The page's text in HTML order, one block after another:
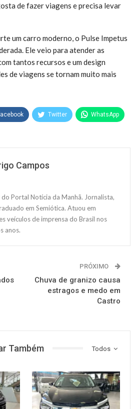
de fazer viagens e precisa levar
um carro moderno, o Pulse Impetus
Ele veio para atender as
tantos recursos e um design
de viagens se tornam muito mais
Twitter WhatsApp
Campos
Portal Notícia da Manhã. Jornalista,
em Semiótica. Atuou em
veículos de imprensa do Brasil nos
anos.
PRÓXIMO
Chuva de granizo causa
estragos e medo em
Castro
Todos
Também
MUNDO AUTOMOTIVO